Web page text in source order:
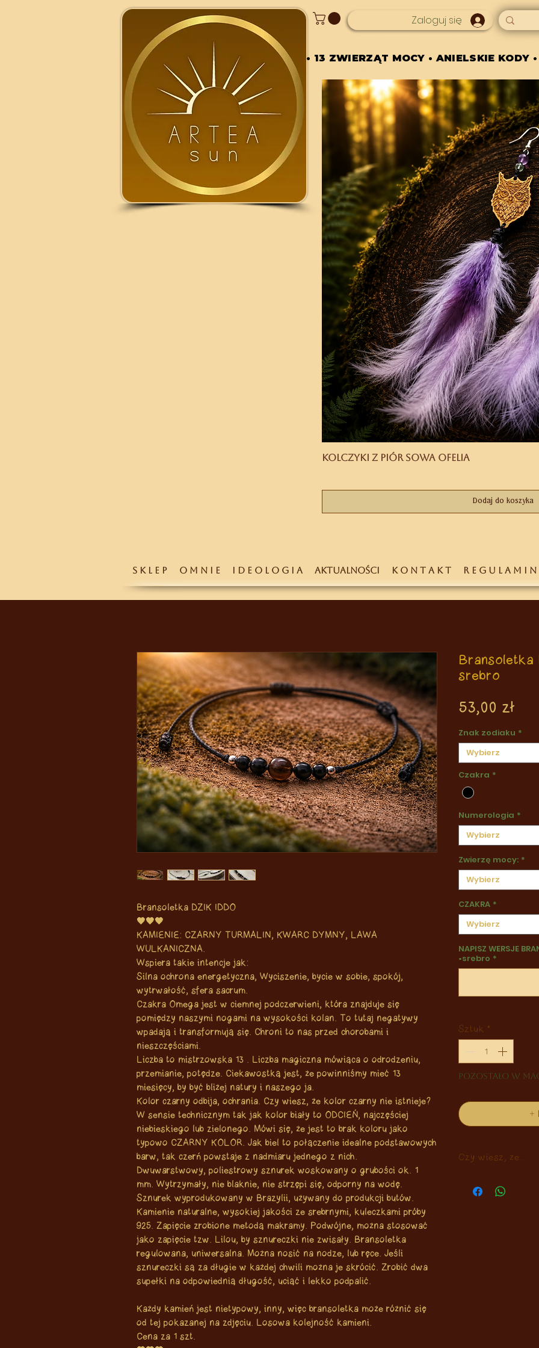
Zaloguj się
• 13 ZWIERZĄT MOCY • ANIELSKIE KODY
• 13 ZWIERZĄT MOCY • ANIELSKIE KODY
Kolczyki z piór Sowa Ofelia
Dodaj do koszyka
S K L E P O M N I E I D E O L O G I A AKTUALNOŚCI K O N T A K T R E G U L A M I N
Bransoletka DZIK IDDO
🖤🖤🖤
KAMIENIE: CZARNY TURMALIN, KWARC DYMNY, LAWA
WULKANICZNA.
Wspiera takie intencje jak:
Silna ochrona energetyczna, Wyciszenie, bycie w sobie, spokój,
wytrwałość, sfera sacrum.
Czakra Omega jest w ciemnej podczerwieni, która znajduje się
pomiędzy naszymi nogami na wysokości kolan. To tutaj negatywy
wpadają i transformują się. Chroni to nas przed chorobami i
nieszczęściami.
Liczba to mistrzowska 13 . Liczba magiczna mówiąca o odrodzeniu,
przemianie, potędze. Ciekawostką jest, że powinniśmy mieć 13
miesięcy, by być bliżej natury i naszego ja.
Kolor czarny odbija, ochrania. Czy wiesz, że kolor czarny nie istnieje?
W sensie technicznym tak jak kolor biały to ODCIEŃ, najczęściej
niebieskiego lub zielonego. Mówi się, że jest to brak koloru jako
typowo CZARNY KOLOR. Jak biel to połączenie idealne podstawowych
barw, tak czerń powstaje z nadmiaru jednego z nich.
Dwuwarstwowy, poliestrowy sznurek woskowany o grubości ok. 1
mm. Wytrzymały, nie blaknie, nie strzępi się, odporny na wodę.
Sznurek wyprodukowany w Brazylii, używany do produkcji butów.
Kamienie naturalne, wysokiej jakości ze srebrnymi, kuleczkami próby
925. Zapięcie zrobione metodą makramy. Podwójne, można stosować
jako zapięcie tzw. Lilou, by sznureczki nie zwisały. Bransoletka
regulowana, uniwersalna. Można nosić na nodze, lub ręce. Jeśli
sznureczki są za długie w każdej chwili można je skrócić. Zrobić dwa
supełki na odpowiednią długość, uciąć i lekko podpalić.
Każdy kamień jest nietypowy, inny, więc bransoletka może różnić się
od tej pokazanej na zdjęciu. Losowa kolejność kamieni.
Cena za 1 szt.
Bransoletka
srebro
53,00 zł
Znak zodiaku *
Wybierz
Czakra *
Numerologia *
Wybierz
Zwierzę mocy: *
Wybierz
CZAKRA *
Wybierz
NAPISZ WERSJE
•srebro *
Sztuk *
Pozostało w
+
Czy wiesz, że...
eterycznych?